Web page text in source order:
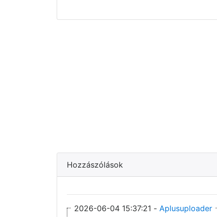
Hozzászólások
2026-06-04 15:37:21 - Aplusuploader